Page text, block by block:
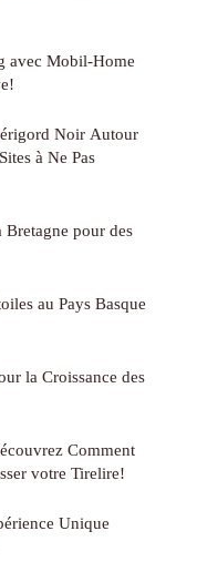
avec Mobil-Home
Noir Autour
à Ne Pas
pour des
au Pays Basque
la Croissance des
Comment
votre Tirelire!
Unique